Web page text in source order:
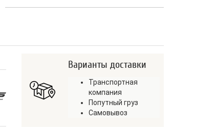
Варианты доставки
Транспортная
компания
Попутный груз
Самовывоз